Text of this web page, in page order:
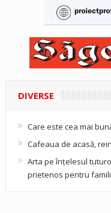
DIVERSE
Care este cea mai
Cafeaua de acasă,
Arta pe înțelesul
prietenos pentru